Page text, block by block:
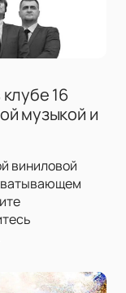
16
музыкой и
виниловой